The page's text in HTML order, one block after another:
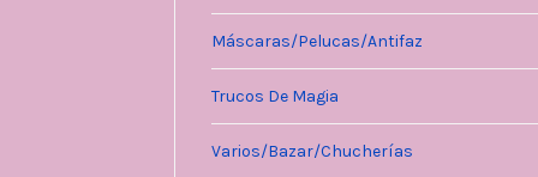
Máscaras/Pelucas/Antifaz
Trucos De Magia
Varios/Bazar/Chucherías